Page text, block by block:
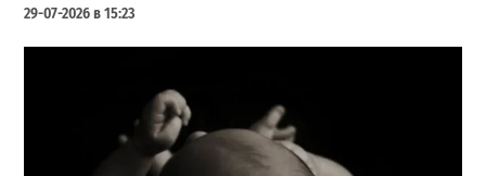
29-07-2026 в 15:23